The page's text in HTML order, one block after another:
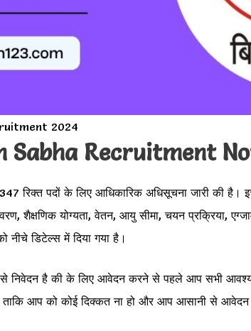
2024
Sabha Recruitment
347 रिक्त पदों के लिए आधिकारिक अधिसूचना जारी की है।
शैक्षणिक योग्यता, वेतन, आयु सीमा, चयन प्रक्रिया,
नीचे डिटेल्स में दिया गया है।
से निवेदन है की के लिए आवेदन करने से पहले आप सभी
आप को कोई दिक्कत ना हो और आप आसानी से